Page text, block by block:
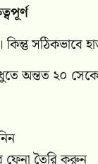
সঠিকভাবে
অন্তত ২০